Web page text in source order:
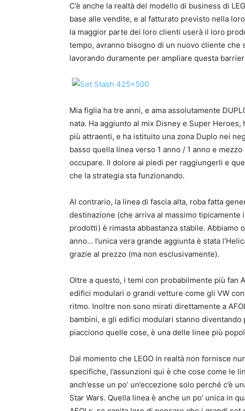
C’è anche la realtà del modello di business di
base alle vendite, e al fatturato previsto nella
la maggior parte dei loro clienti userà il loro
tempo, avranno bisogno di un nuovo cliente che
lavorando duramente per ampliare questa
Mia figlia ha tre anni, e ama assolutamente
nata. Ha aggiunto al mix Disney e Super
più attraenti, e ha istituito una zona Duplo nei
basso quella linea verso 1 anno / 1 anno e
occupare. Il dolore ai piedi per raggiungerli e
che la strategia sta funzionando.
Al contrario, la linea di fascia alta, roba fatta
destinazione (che arriva al massimo
prodotti) è rimasta abbastanza stabile. Abbiamo
anno… l’unica vera grande aggiunta è stata
grazie al prezzo (ma non esclusivamente).
Oltre a questo, i temi con probabilmente più fan
edifici modulari o grandi vetture come gli VW
ritmo. Inoltre non sono mirati direttamente a
bambini, e gli edifici modulari stanno
piacciono quelle cose, è una delle linee più
Dal momento che LEGO in realtà non fornisce
specifiche, l’assunzioni qui è che cose come le
anch’esse un po’ un’eccezione solo perché c’è
Star Wars. Quella linea è anche un po’ unica in